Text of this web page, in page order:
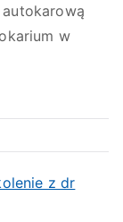
w
z dr